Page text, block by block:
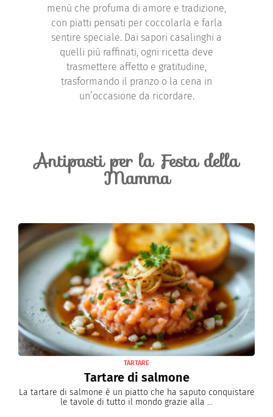
menù che profuma di amore e tradizione,
con piatti pensati per coccolarla e farla
sentire speciale. Dai sapori casalinghi a
quelli più raffinati, ogni ricetta deve
trasmettere affetto e gratitudine,
trasformando il pranzo o la cena in
un’occasione da ricordare.
Antipasti per la Festa della
Mamma
TARTARE
Tartare di salmone
La tartare di salmone è un piatto che ha saputo conquistare
le tavole di tutto il mondo grazie alla ...